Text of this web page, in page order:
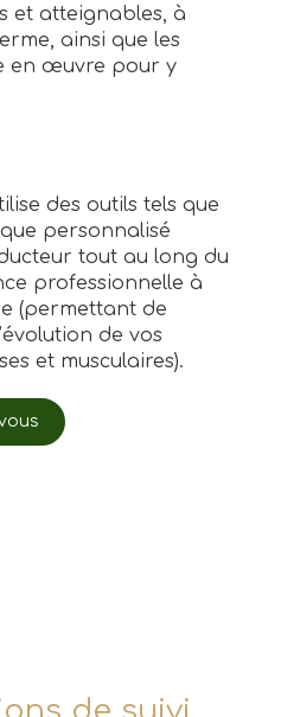
et atteignables, à
ainsi que les
en œuvre pour y
des outils tels que
personnalisé
tout au long du
professionnelle à
(permettant de
de vos
et musculaires).
de suivi